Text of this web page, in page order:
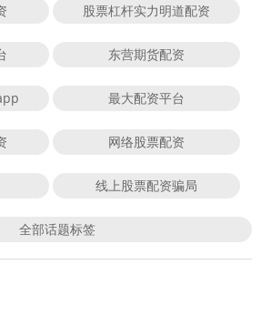
股票杠杆实力明道配资
东营期货配资
最大配资平台
网络股票配资
线上股票配资骗局
全部话题标签